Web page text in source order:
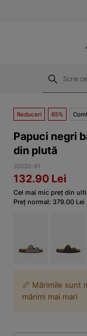
Reduceri 65%
Papuci negri
din plută
32020-91
132.90 Lei
Cel mai mic preț din
Preț normal: 379.00 Lei
📏 Mărimile sunt
mărimi mai mari